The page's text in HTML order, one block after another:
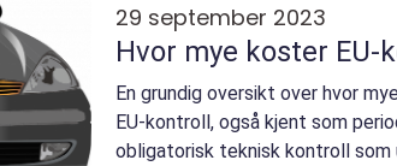
29 september 2023
Hvor mye koster EU-
En grundig oversikt over hvor
EU-kontroll, også kjent som
obligatorisk teknisk kontroll